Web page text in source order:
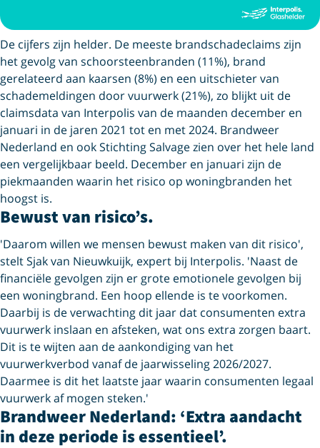
De cijfers zijn helder. De meeste brandschadeclaims zijn
het gevolg van schoorsteenbranden (11%), brand
gerelateerd aan kaarsen (8%) en een uitschieter van
schademeldingen door vuurwerk (21%), zo blijkt uit de
claimsdata van Interpolis van de maanden december en
januari in de jaren 2021 tot en met 2024. Brandweer
Nederland en ook Stichting Salvage zien over het hele land
een vergelijkbaar beeld. December en januari zijn de
piekmaanden waarin het risico op woningbranden het
hoogst is.
Bewust van risico’s.
'Daarom willen we mensen bewust maken van dit risico',
stelt Sjak van Nieuwkuijk, expert bij Interpolis. 'Naast de
financiële gevolgen zijn er grote emotionele gevolgen bij
een woningbrand. Een hoop ellende is te voorkomen.
Daarbij is de verwachting dit jaar dat consumenten extra
vuurwerk inslaan en afsteken, wat ons extra zorgen baart.
Dit is te wijten aan de aankondiging van het
vuurwerkverbod vanaf de jaarwisseling 2026/2027.
Daarmee is dit het laatste jaar waarin consumenten legaal
vuurwerk af mogen steken.'
Brandweer Nederland: ‘Extra aandacht
in deze periode is essentieel’.